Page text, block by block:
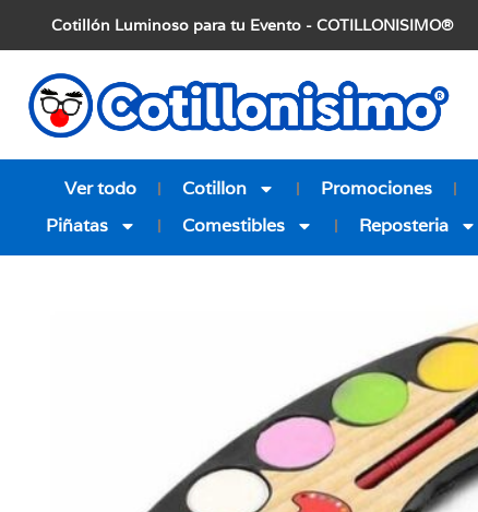
Cotillón Luminoso para tu Evento - COTILLONISIMO®
Ver todo Cotillon Promociones
Piñatas
Comestibles Reposteria